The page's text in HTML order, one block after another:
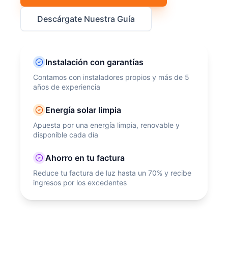
Descárgate Nuestra Guía
Instalación con garantías
Contamos con instaladores propios y más de 5
años de experiencia
Energía solar limpia
Apuesta por una energía limpia, renovable y
disponible cada día
Ahorro en tu factura
Reduce tu factura de luz hasta un 70% y recibe
ingresos por los excedentes